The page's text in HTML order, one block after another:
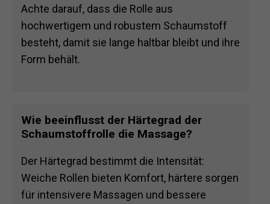
Achte darauf, dass die Rolle aus
hochwertigem und robustem Schaumstoff
besteht, damit sie lange haltbar bleibt und ihre
Form behält.
Wie beeinflusst der Härtegrad der
Schaumstoffrolle die Massage?
Der Härtegrad bestimmt die Intensität:
Weiche Rollen bieten Komfort, härtere sorgen
für intensivere Massagen und bessere